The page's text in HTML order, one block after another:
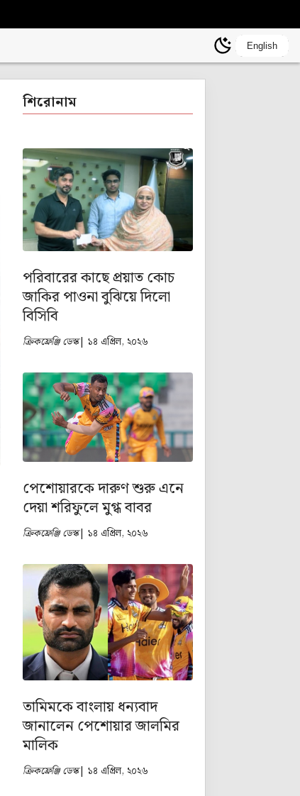
English
শিরোনাম
পরিবারের কাছে প্রয়াত কোচ
জাকির পাওনা বুঝিয়ে দিলো
বিসিবি
ক্রিকফ্রেঞ্জি ডেস্ক| ১৪ এপ্রিল, ২০২৬
পেশোয়ারকে দারুণ শুরু এনে
দেয়া শরিফুলে মুগ্ধ বাবর
ক্রিকফ্রেঞ্জি ডেস্ক| ১৪ এপ্রিল, ২০২৬
তামিমকে বাংলায় ধন্যবাদ
জানালেন পেশোয়ার জালমির
মালিক
ক্রিকফ্রেঞ্জি ডেস্ক| ১৪ এপ্রিল, ২০২৬